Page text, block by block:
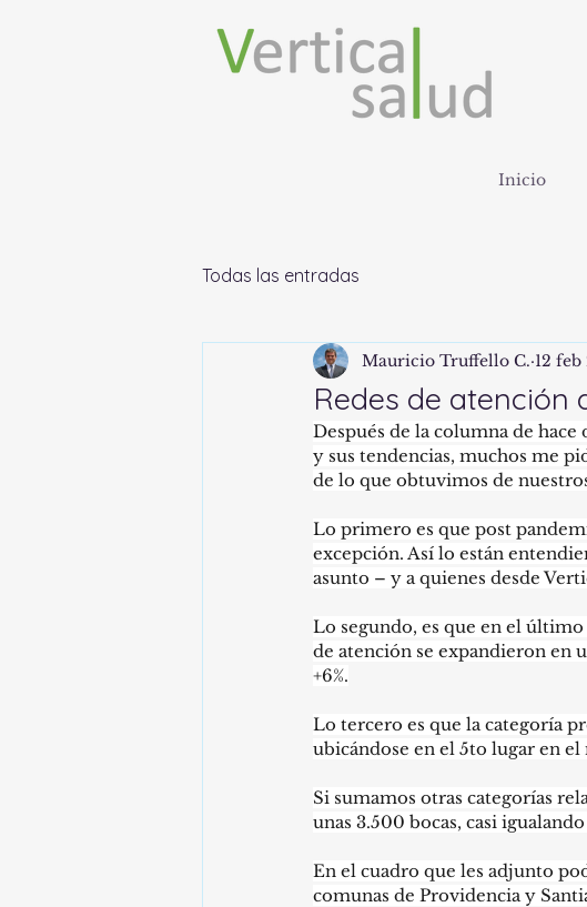
Inicio
Todas las entradas
Redes de atención
Mauricio Truffello C. 12
Después de la columna de
y sus tendencias, muchos me
de lo que obtuvimos de
Lo primero es que post
excepción. Así lo están
asunto – y a quienes desde
Lo segundo, es que en el
de atención se expandieron en
+6%.
Lo tercero es que la categoría
ubicándose en el 5to lugar en
Si sumamos otras categorías
unas 3.500 bocas, casi
En el cuadro que les adjunto
comunas de Providencia y